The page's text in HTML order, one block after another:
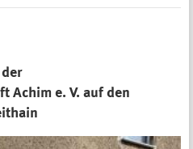
Achim e. V. auf den